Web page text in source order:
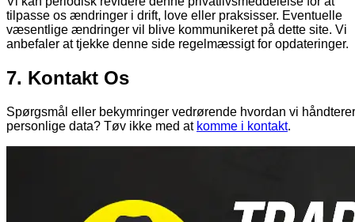
tilpasse os ændringer i drift, love eller praksisser. Eventuelle
væsentlige ændringer vil blive kommunikeret på dette site. Vi
anbefaler at tjekke denne side regelmæssigt for opdateringer.
7. Kontakt Os
Spørgsmål eller bekymringer vedrørende hvordan vi håndterer
personlige data? Tøv ikke med at komme i kontakt.